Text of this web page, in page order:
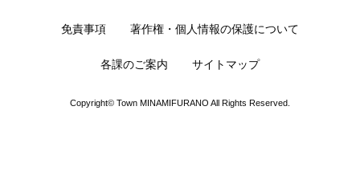
免責事項 著作権・個人情報の保護について
各課のご案内 サイトマップ
Copyright© Town MINAMIFURANO All Rights Reserved.